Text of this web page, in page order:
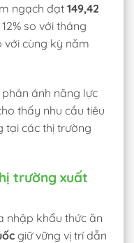
ngạch đạt 149,42
so với tháng
với cùng kỳ năm
ánh năng lực
thấy nhu cầu tiêu
tại các thị trường
trường xuất
nhập khẩu thức ăn
giữ vững vị trí dẫn